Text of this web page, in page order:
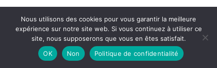
Nous utilisons des cookies pour vous garantir la meilleure
expérience sur notre site web. Si vous continuez à utiliser ce
site, nous supposerons que vous en êtes satisfait.
OK
Non Politique de confidentialité